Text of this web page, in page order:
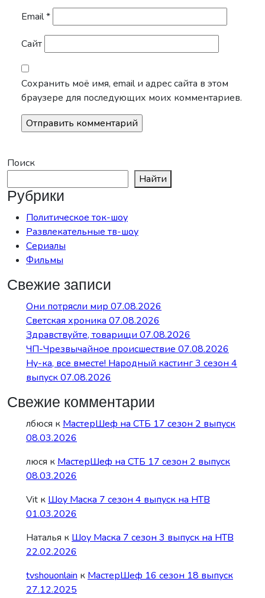
Email*
Сайт
Сохранить моё имя, email и адрес сайта в этом
браузере для последующих моих комментариев.
Поиск
Найти
Рубрики
Политическое ток-шоу
Развлекательные тв-шоу
Сериалы
Фильмы
Свежие записи
Они потрясли мир 07.08.2026
Светская хроника 07.08.2026
Здравствуйте, товарищи 07.08.2026
ЧП-Чрезвычайное происшествие 07.08.2026
Ну-ка, все вместе! Народный кастинг 3 сезон 4
выпуск 07.08.2026
Свежие комментарии
лбюся к МастерШеф на СТБ 17 сезон 2 выпуск
08.03.2026
люся к МастерШеф на СТБ 17 сезон 2 выпуск
08.03.2026
Vit к Шоу Маска 7 сезон 4 выпуск на НТВ
01.03.2026
Наталья к Шоу Маска 7 сезон 3 выпуск на НТВ
22.02.2026
tvshouonlain к МастерШеф 16 сезон 18 выпуск
27.12.2025